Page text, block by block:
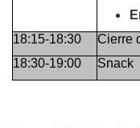
18:15-18:30
Cierre
18:30-19:00
Snack